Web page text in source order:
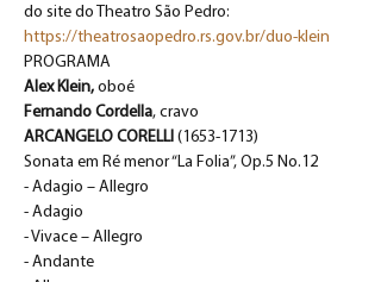
do site do Theatro São Pedro:
https://theatrosaopedro.rs.gov.br/duo-klein
PROGRAMA
Alex Klein, oboé
Fernando Cordella, cravo
ARCANGELO CORELLI (1653-1713)
Sonata em Ré menor “La Folia”, Op.5 No.12
- Adagio – Allegro
- Adagio
- Vivace – Allegro
- Andante